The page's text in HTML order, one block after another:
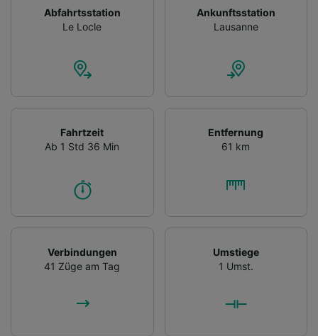
Abfahrtsstation
Le Locle
Ankunftsstation
Lausanne
Fahrtzeit
Ab 1 Std 36 Min
Entfernung
61 km
Verbindungen
41 Züge am Tag
Umstiege
1 Umst.